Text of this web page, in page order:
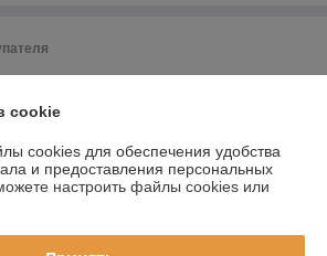
обл., г. Могилев, ул.Космонавтов
ЕГР: 791427039
Администрация Ленинского района г.
cookie
cookies для обеспечения удобства
и предоставления персональных
настроить файлы cookies или